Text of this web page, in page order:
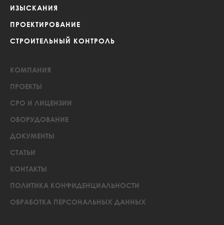
ИЗЫСКАНИЯ
ПРОЕКТИРОВАНИЕ
СТРОИТЕЛЬНЫЙ КОНТРОЛЬ
КОМПАНИЯ
ПРОЕКТЫ
СРО И ЛИЦЕНЗИИ
ОБОРУДОВАНИЕ
ДОКУМЕНТЫ
СТАТЬИ
КОНТАКТЫ
ПОЛИТИКА КОНФИДЕНЦИАЛЬНОСТИ
ОБРАБОТКА ПЕРСОНАЛЬНЫХ ДАННЫХ